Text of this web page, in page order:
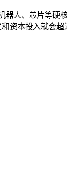
器人、芯片等硬
资本投入就会超